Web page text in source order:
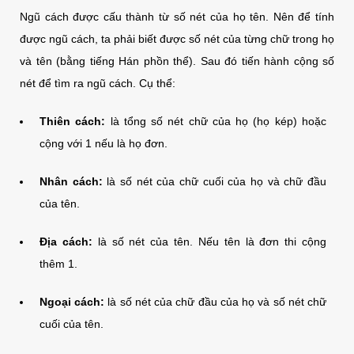
Ngũ cách được cấu thành từ số nét của họ tên. Nên để tính
được ngũ cách, ta phải biết được số nét của từng chữ trong họ
và tên (bằng tiếng Hán phồn thể). Sau đó tiến hành cộng số
nét để tìm ra ngũ cách. Cụ thể:
Thiên cách: là tổng số nét chữ của họ (họ kép) hoặc
cộng với 1 nếu là họ đơn.
Nhân cách: là số nét của chữ cuối của họ và chữ đầu
của tên.
Địa cách: là số nét của tên. Nếu tên là đơn thi cộng
thêm 1.
Ngoại cách: là số nét của chữ đầu của họ và số nét chữ
cuối của tên.